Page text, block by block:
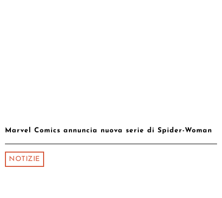
Marvel Comics annuncia nuova serie di Spider-Woman
NOTIZIE